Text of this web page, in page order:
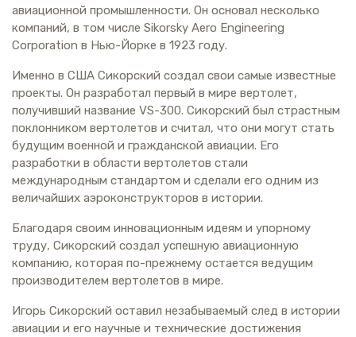
авиационной промышленности. Он основал несколько
компаний, в том числе Sikorsky Aero Engineering
Corporation в Нью-Йорке в 1923 году.
Именно в США Сикорский создал свои самые известные
проекты. Он разработал первый в мире вертолет,
получивший название VS-300. Сикорский был страстным
поклонником вертолетов и считал, что они могут стать
будущим военной и гражданской авиации. Его
разработки в области вертолетов стали
международным стандартом и сделали его одним из
величайших аэроконструкторов в истории.
Благодаря своим инновационным идеям и упорному
труду, Сикорский создал успешную авиационную
компанию, которая по-прежнему остается ведущим
производителем вертолетов в мире.
Игорь Сикорский оставил незабываемый след в истории
авиации и его научные и технические достижения